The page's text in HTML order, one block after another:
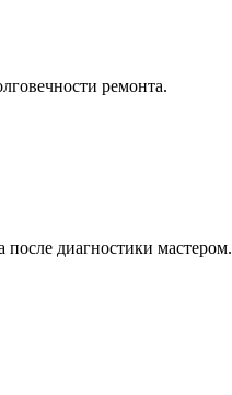
ремонта.
диагностики мастером.